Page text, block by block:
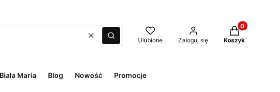
WyczyśćSzukaj Ulubione Zaloguj się
Produkty w
Koszyk
Maria Blog Nowość Promocje